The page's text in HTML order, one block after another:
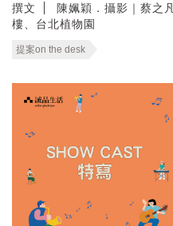
撰文
陳姵穎．攝影｜蔡之
樓、台北植物園
提案on the desk